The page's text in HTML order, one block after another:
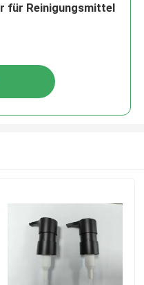
für Reinigungsmittel